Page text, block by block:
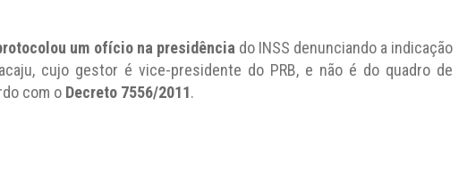
um ofício na presidênciado INSS denunciando a indicação
cujo gestor é vice-presidente do PRB, e não é do quadro de
com o Decreto 7556/2011.